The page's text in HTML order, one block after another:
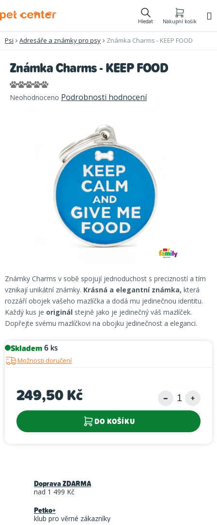
na
Hledat Nákupní košík
Psi Adresáře a známky pro psy Známka Charms - KEEP FOOD
Známky Charms v sobě spojují jednoduchost s precizností a tím
vznikají unikátní známky. Krásná a elegantní známka, která
rozzáří obojek vašeho mazlíčka a dodá mu jedinečnou identitu.
Každý kus je originál stejně jako je jedinečný váš mazlíček.
Dopřejte svému mazlíčkovi na obojku jedinečnost a eleganci.
Skladem6 ks
Možnosti doručení
249,50 Kč
DO KOŠÍKU
Známka Charms - KEEP FOOD
Průměrné
hodnocení
Neohodnoceno Podrobnosti hodnocení
Doprava ZDARMA
nad 1 499 Kč
Petko+
klub pro věrné zákazníky